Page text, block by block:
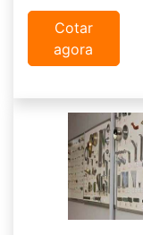
Cotar
agora